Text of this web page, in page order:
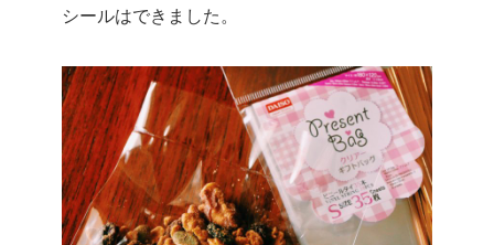
シールはできました。